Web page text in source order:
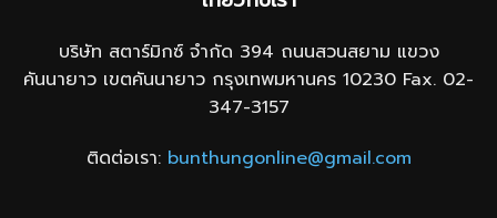
บริษัท สตาร์มิกซ์ จำกัด 394 ถนนสวนสยาม แขวง
คันนายาว เขตคันนายาว กรุงเทพมหานคร 10230 Fax. 02-
347-3157
ติดต่อเรา: bunthungonline@gmail.com